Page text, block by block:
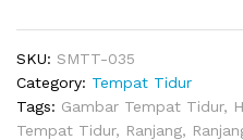
SKU: SMTT-035
Category: Tempat Tidur
Tags: Gambar Tempat Tidur,
Tempat Tidur, Ranjang,